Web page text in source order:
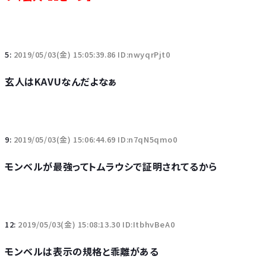
5: 2019/05/03(金) 15:05:39.86 ID:nwyqrPjt0
玄人はKAVUなんだよなぁ
9: 2019/05/03(金) 15:06:44.69 ID:n7qN5qmo0
モンベルが最強ってトムラウシで証明されてるから
12: 2019/05/03(金) 15:08:13.30 ID:ItbhvBeA0
モンベルは表示の規格と乖離がある